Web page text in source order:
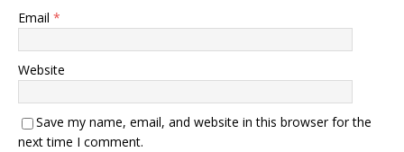
Email *
Website
Save my name, email, and website in this browser for the
next time I comment.